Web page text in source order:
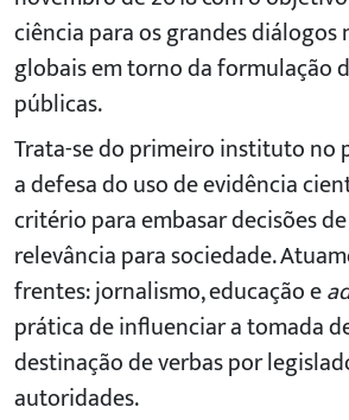
ciência para os grandes diálogos
globais em torno da formulação
públicas.
Trata-se do primeiro instituto no
a defesa do uso de evidência
critério para embasar decisões
relevância para sociedade.
frentes: jornalismo, educação e
prática de influenciar a tomada
destinação de verbas por
autoridades.